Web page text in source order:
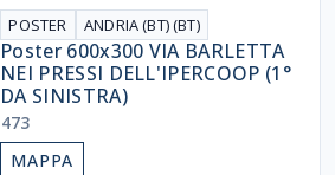
POSTER ANDRIA (BT) (BT)
Poster 600x300 VIA BARLETTA
NEI PRESSI DELL'IPERCOOP (1°
DA SINISTRA)
473
MAPPA